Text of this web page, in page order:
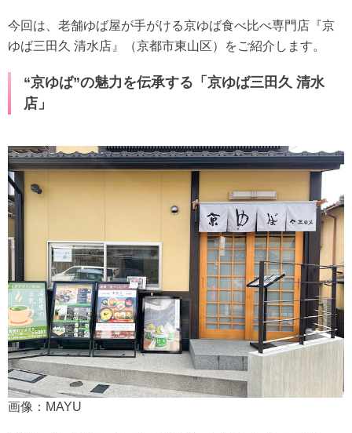
今回は、老舗ゆば屋が手がける京ゆば食べ比べ専門店『京
ゆば三田久 清水店』（京都市東山区）をご紹介します。
“京ゆば”の魅力を伝承する「京ゆば三田久 清水
店」
画像：MAYU